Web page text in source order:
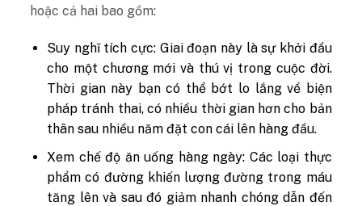
hoặc cả hai bao gồm:
Suy nghĩ tích cực: Giai đoạn này là sự khởi đầu
cho một chương mới và thú vị trong cuộc đời.
Thời gian này bạn có thể bớt lo lắng về biện
pháp tránh thai, có nhiều thời gian hơn cho bản
thân sau nhiều năm đặt con cái lên hàng đầu.
Xem chế độ ăn uống hàng ngày: Các loại thực
phẩm có đường khiến lượng đường trong máu
tăng lên và sau đó giảm nhanh chóng dẫn đến